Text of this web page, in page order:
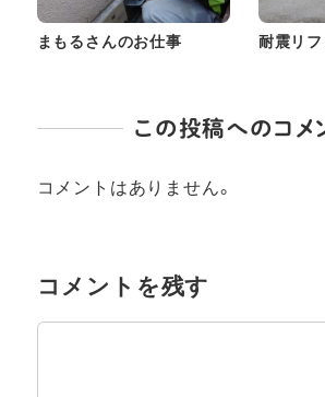
まもるさんのお仕事 耐震リ
この投稿へのコメ
コメントはありません。
コメントを残す